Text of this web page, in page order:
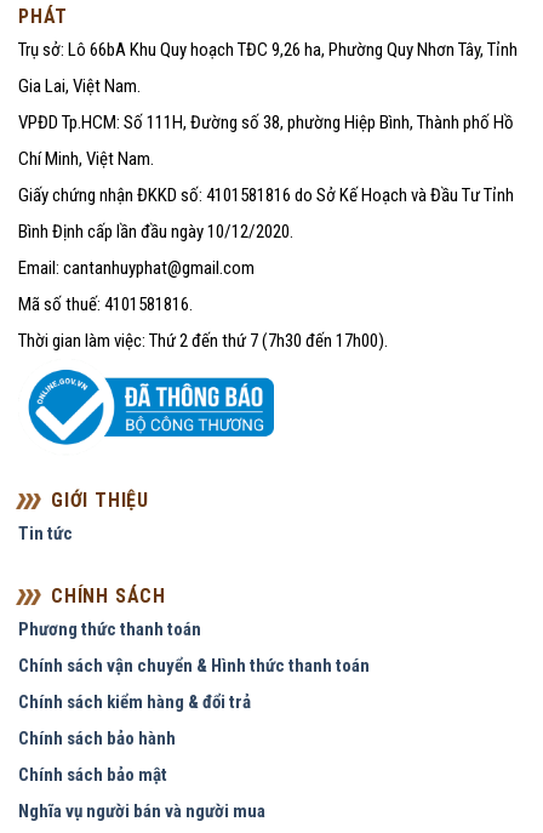
PHÁT
Trụ sở: Lô 66bA Khu Quy hoạch TĐC 9,26 ha, Phường Quy Nhơn Tây, Tỉnh
Gia Lai, Việt Nam.
VPĐD Tp.HCM: Số 111H, Đường số 38, phường Hiệp Bình, Thành phố Hồ
Chí Minh, Việt Nam.
Giấy chứng nhận ĐKKD số: 4101581816 do Sở Kế Hoạch và Đầu Tư Tỉnh
Bình Định cấp lần đầu ngày 10/12/2020.
Email: cantanhuyphat@gmail.com
Mã số thuế: 4101581816.
Thời gian làm việc: Thứ 2 đến thứ 7 (7h30 đến 17h00).
GIỚI THIỆU
Tin tức
CHÍNH SÁCH
Phương thức thanh toán
Chính sách vận chuyển & Hình thức thanh toán
Chính sách kiểm hàng & đổi trả
Chính sách bảo hành
Chính sách bảo mật
Nghĩa vụ người bán và người mua